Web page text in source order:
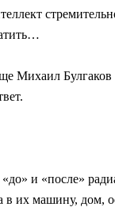
Михаил
и «после»
их машину, дом,